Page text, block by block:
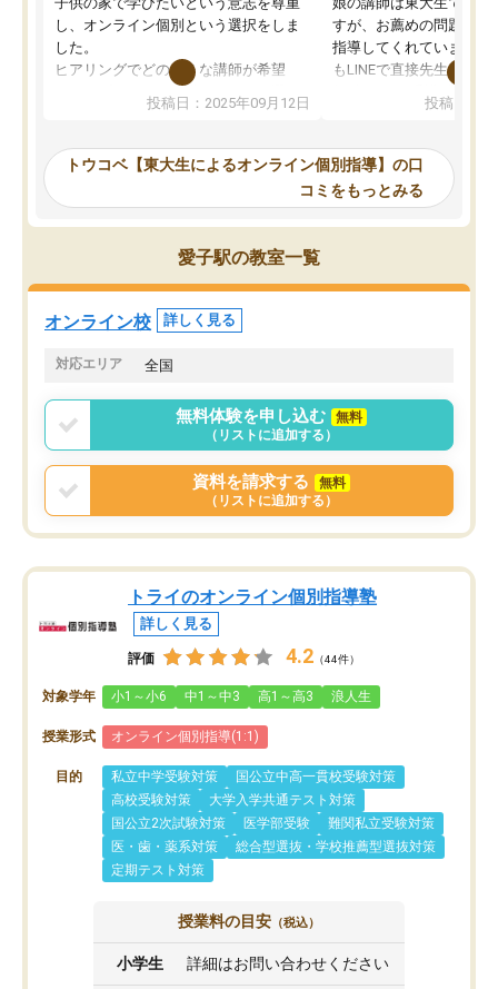
し、オンライン個別という選択をしま
した。
ヒアリングでどのような講師が希望
か、オプションは付帯するかなど選ぶ
事が出来ました。
ーティングを行い、その講師で良いか
見てから講師を決定する事ができま
す。
うちの子は、初回面談の講師の方で決
オンラインツールを使用した単語帳の
共有があり宿題もそちらで出される形
でした。
言う事で講師変更の申し出があり、あ
まりに短期での変更だった為、塾に通
う事にして退会しました。遅れも取り
戻せ、授業内容や講師の方は良かった
と思います。
投稿日：2025年09月12日
すが、お薦めの問題集や
指導してくれています。
もLINEで直接先生に質問
めれるので、個人に合
いなのがあり(有料)、受
ことをどんなスケジュー
くか相談したのですが、
ち期待したものではなく
くなってきたようなので
投稿日：
トウコベ【東大生によるオンライン個別指導】の口
コミをもっとみる
愛子駅の教室一覧
オンライン校 詳しく見る
対応エリア 全国
無料体験を申し込む
無料
（リストに追加する）
資料を請求する
無料
（リストに追加する）
トライのオンライン個別指導塾
詳しく見る
評価 4.2 （44件）
対象学年 小1～小6 中1～中3 高1～高3 浪人生
授業形式 オンライン個別指導(1:1)
目的 私立中学受験対策
国公立中高一貫校受験対策
高校受験対策
大学入学共通テスト対策
国公立2次試験対策
医学部受験
難関私立受験対策
医・歯・薬系対策
総合型選抜・学校推薦型選抜対策
定期テスト対策
授業料の目安 （税込）
小学生 詳細はお問い合わせください